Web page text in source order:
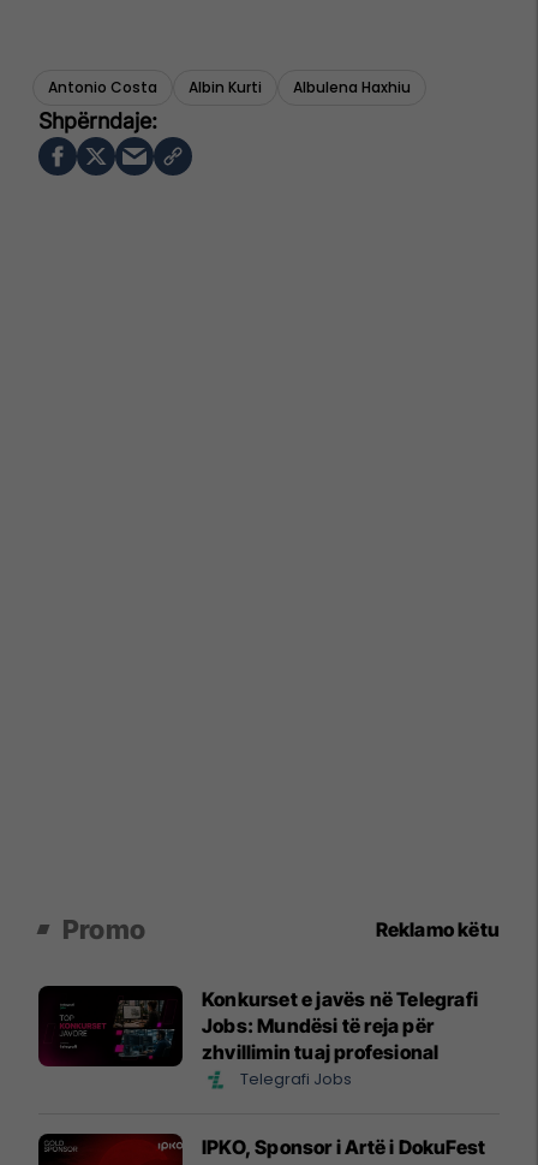
Antonio Costa Albin Kurti Albulena Haxhiu
Promo Reklamo këtu
Konkurset e javës në Telegrafi
Jobs: Mundësi të reja për
zhvillimin tuaj profesional
Telegrafi Jobs
IPKO, Sponsor i Artë i DokuFest